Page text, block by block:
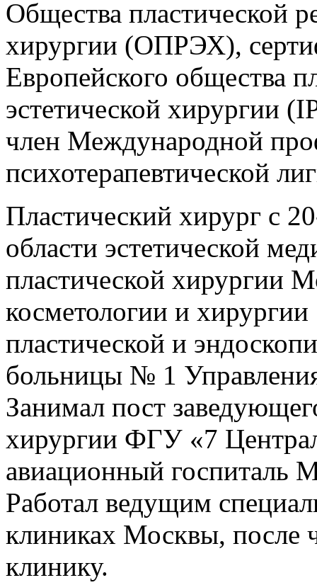
Общества пластической
хирургии (ОПРЭХ),
Европейского общества
эстетической хирургии
член Международной
психотерапевтической
Пластический хирург с
области эстетической
пластической хирургии
косметологии и
пластической и
больницы № 1
Занимал пост
хирургии ФГУ «7
авиационный госпиталь
Работал ведущим
клиниках Москвы, после
клинику.